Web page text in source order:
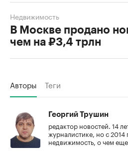
В Москве продано
чем на ₽3,4 трлн
Недвижимость
Авторы Теги
Георгий Трушин
редактор новостей. 14
журналистике, но с 2014
недвижимость, о чем